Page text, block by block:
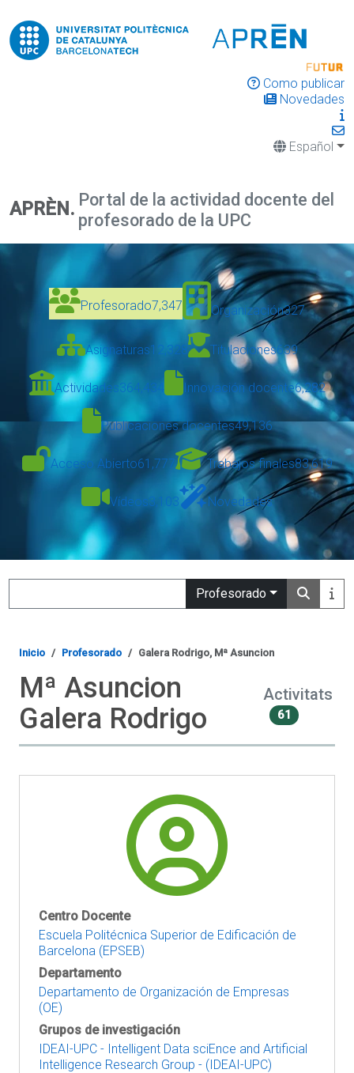
Como publicar
Novedades
Español
APRÈN. Portal de la actividad docente del
profesorado de la UPC
Profesorado7,347 Organización327
Asignaturas12,328 Titulaciones639
Actividades364,434 Innovación docente6,282
Publicaciones docentes49,136
Acceso Abierto61,777 Trabajos finales83,619
Vídeos3,103 Novedades
Profesorado
Inicio Profesorado Galera Rodrigo, Mª Asuncion
Mª Asuncion
Galera Rodrigo
Activitats
61
Centro Docente
Escuela Politécnica Superior de Edificación de
Barcelona (EPSEB)
Departamento
Departamento de Organización de Empresas
(OE)
Grupos de investigación
IDEAI-UPC - Intelligent Data sciEnce and Artificial
Intelligence Research Group - (IDEAI-UPC)